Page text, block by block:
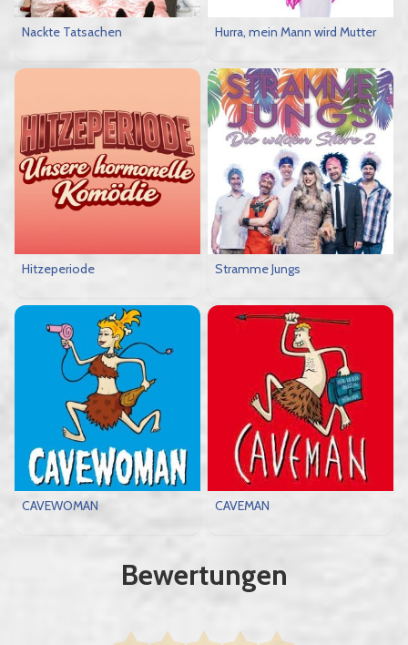
Nackte Tatsachen Hurra, mein Mann wird Mutter
Hitzeperiode Stramme Jungs
CAVEWOMAN CAVEMAN
Bewertungen